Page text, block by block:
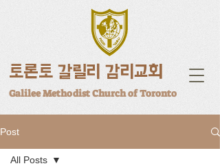
토론토 갈릴리 감리교회
Galilee Methodist Church of Toronto
Post
All Posts